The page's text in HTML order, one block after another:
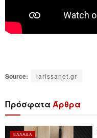
Source: larissanet.gr
Πρόσφατα Άρθρα
ΕΛΛΆΔΑ